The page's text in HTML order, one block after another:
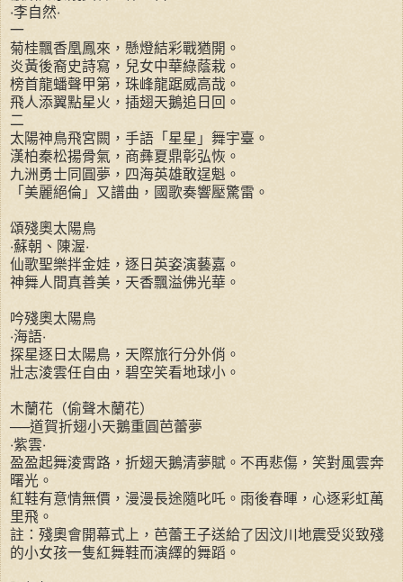
‧李自然‧
一
菊桂飄香凰鳳來，懸燈結彩戰猶開。
炎黃後裔史詩寫，兒女中華綠蔭栽。
榜首龍蟠聲甲第，珠峰龍踞威高哉。
飛人添翼點星火，插翅天鵝追日回。
二
太陽神鳥飛宮闕，手語「星星」舞宇臺。
漢柏秦松揚骨氣，商彝夏鼎彰弘恢。
九洲勇士同圓夢，四海英雄敢逞魁。
「美麗絕倫」又譜曲，國歌奏響壓驚雷。
頌殘奧太陽鳥
‧蘇朝、陳渥‧
仙歌聖樂拌金娃，逐日英姿演藝嘉。
神舞人間真善美，天香飄溢佛光華。
吟殘奧太陽鳥
‧海語‧
探星逐日太陽鳥，天際旅行分外俏。
壯志淩雲任自由，碧空笑看地球小。
木蘭花（偷聲木蘭花）
──道賀折翅小天鵝重圓芭蕾夢
‧紫雲‧
盈盈起舞淩霄路，折翅天鵝清夢賦。不再悲傷，笑對風雲奔
曙光。
紅鞋有意情無價，漫漫長途隨叱吒。雨後春暉，心逐彩虹萬
里飛。
註：殘奧會開幕式上，芭蕾王子送給了因汶川地震受災致殘
的小女孩一隻紅舞鞋而演繹的舞蹈。